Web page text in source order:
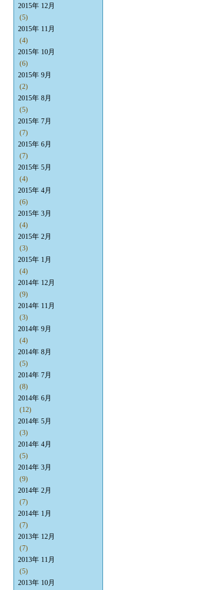
2015年 12月
(5)
2015年 11月
(4)
2015年 10月
(6)
2015年 9月
(2)
2015年 8月
(5)
2015年 7月
(7)
2015年 6月
(7)
2015年 5月
(4)
2015年 4月
(6)
2015年 3月
(4)
2015年 2月
(3)
2015年 1月
(4)
2014年 12月
(9)
2014年 11月
(3)
2014年 9月
(4)
2014年 8月
(5)
2014年 7月
(8)
2014年 6月
(12)
2014年 5月
(3)
2014年 4月
(5)
2014年 3月
(9)
2014年 2月
(7)
2014年 1月
(7)
2013年 12月
(7)
2013年 11月
(5)
2013年 10月